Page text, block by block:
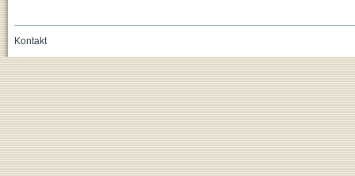
Kontakt